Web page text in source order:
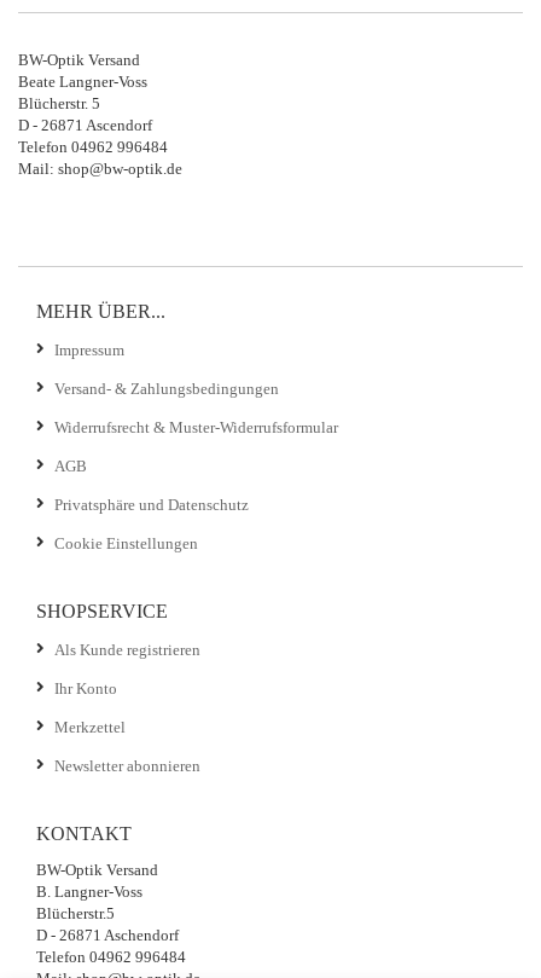
BW-Optik Versand
Beate Langner-Voss
Blücherstr. 5
D - 26871 Ascendorf
Telefon 04962 996484
Mail: shop@bw-optik.de
MEHR ÜBER...
Impressum
Versand- & Zahlungsbedingungen
Widerrufsrecht & Muster-Widerrufsformular
AGB
Privatsphäre und Datenschutz
Cookie Einstellungen
SHOPSERVICE
Als Kunde registrieren
Ihr Konto
Merkzettel
Newsletter abonnieren
KONTAKT
BW-Optik Versand
B. Langner-Voss
Blücherstr.5
D - 26871 Aschendorf
Telefon 04962 996484